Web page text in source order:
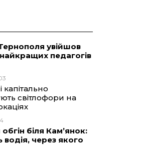
увійшов
педагогів
світлофори на
біля Кам’янок:
водія, через якого